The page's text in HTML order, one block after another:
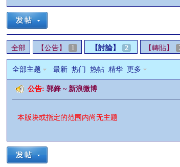
§ » › ›
全部 【公告】 1 【討論】 2 【轉貼】
全部主题 最新 热门 热帖 精华 更多
公告:郭鋒 ~ 新浪微博
本版块或指定的范围内尚无主题